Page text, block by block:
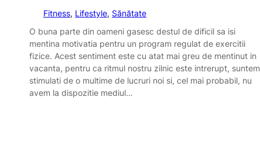
Fitness, Lifestyle, Sănătate
O buna parte din oameni gasesc destul de dificil sa isi
mentina motivatia pentru un program regulat de exercitii
fizice. Acest sentiment este cu atat mai greu de mentinut in
vacanta, pentru ca ritmul nostru zilnic este intrerupt, suntem
stimulati de o multime de lucruri noi si, cel mai probabil, nu
avem la dispozitie mediul…